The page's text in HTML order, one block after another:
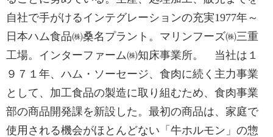
自社で手がけるインテグレーションの充実1977年～
日本ハム食品㈱桑名プラント。マリンフーズ㈱三重
工場。インターファーム㈱知床事業所。 当社は１
９７１年、ハム・ソーセージ、食肉に続く主力事業
として、加工食品の製造に取り組むため、食肉事業
部の商品開発課を新設した。最初の商品は、家庭で
使用される機会がほとんどない「牛ホルモン」の惣